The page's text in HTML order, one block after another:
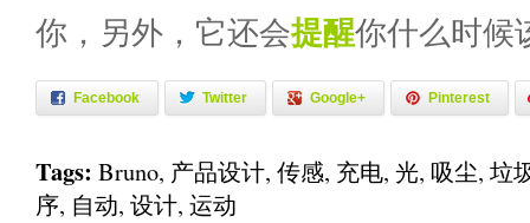
你，另外，它还会提醒你什么时候
Facebook Twitter Google+ Pinterest
Tags: Bruno, 产品设计, 传感, 充电, 光, 吸尘, 垃
序, 自动, 设计, 运动